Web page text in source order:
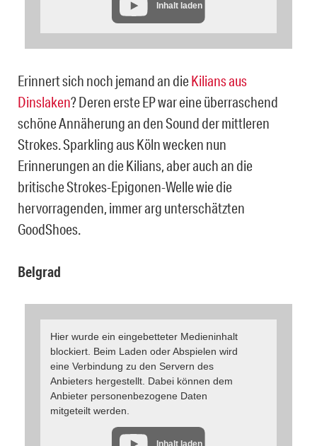
Inhalt laden
Erinnert sich noch jemand an dieKilians aus
Dinslaken? Deren erste EP war eine überraschend
schöne Annäherung an den Sound der mittleren
Strokes. Sparkling aus Köln wecken nun
Erinnerungen an die Kilians, aber auch an die
britische Strokes-Epigonen-Welle wie die
hervorragenden, immer arg unterschätzten
GoodShoes.
Belgrad
Hier wurde ein eingebetteter Medieninhalt
blockiert. Beim Laden oder Abspielen wird
eine Verbindung zu den Servern des
Anbieters hergestellt. Dabei können dem
Anbieter personenbezogene Daten
mitgeteilt werden.
Inhalt laden